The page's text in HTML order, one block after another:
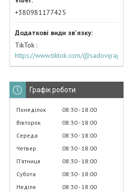
+380981177425
TikTok
https://www.tiktok.com/@sadovijraj
Графік роботи
Понеділок 08:30 18:00
Вівторок
08:30 18:00
Середа
08:30 18:00
Четвер
08:30 18:00
Пʼятниця
08:30 18:00
Субота
08:30 18:00
Неділя
08:30 18:00